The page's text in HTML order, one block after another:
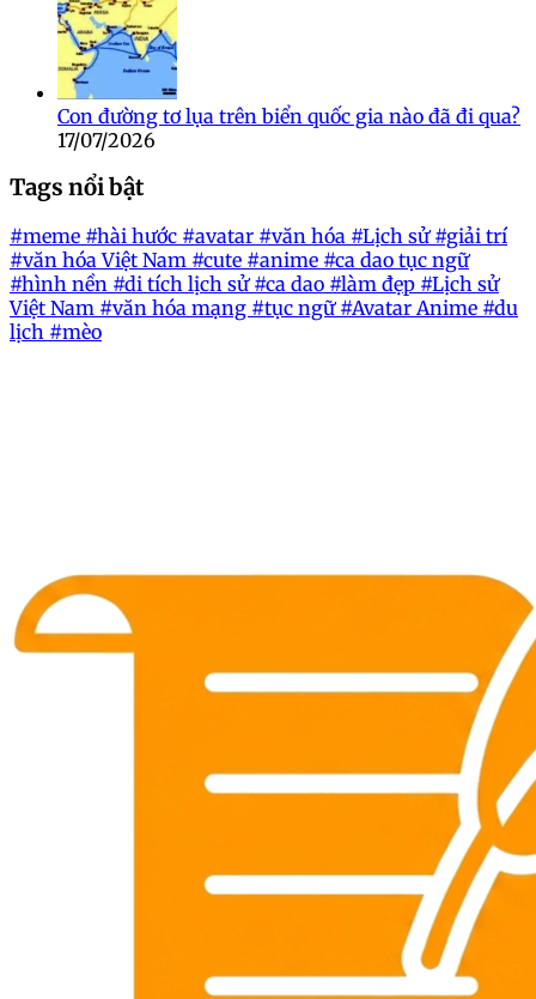
Con đường tơ lụa trên biển quốc gia nào đã đi qua?
17/07/2026
Tags nổi bật
#meme #hài hước #avatar #văn hóa #Lịch sử#giải trí
#văn hóa Việt Nam #cute #anime #ca dao tục ngữ
#hình nền #di tích lịch sử#ca dao #làm đẹp #Lịch sử
Việt Nam #văn hóa mạng #tục ngữ#Avatar Anime #du
lịch #mèo